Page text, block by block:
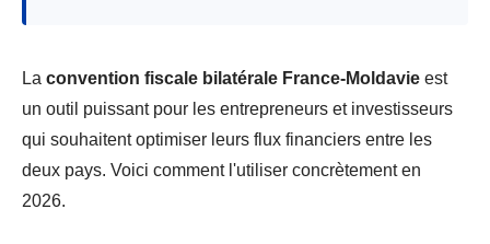
La convention fiscale bilatérale France-Moldavie est
un outil puissant pour les entrepreneurs et investisseurs
qui souhaitent optimiser leurs flux financiers entre les
deux pays. Voici comment l'utiliser concrètement en
2026.